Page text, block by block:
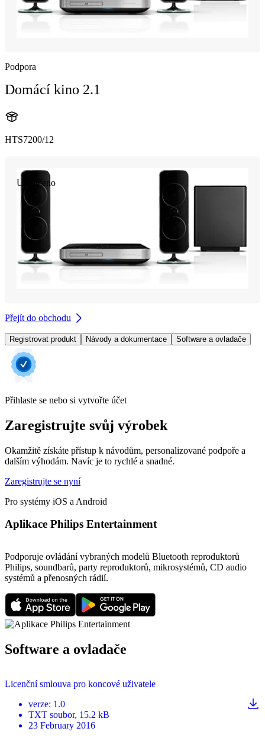
Podpora
Domácí kino 2.1
HTS7200/12
Ukončeno
Přejít do obchodu
Registrovat produkt Návody a dokumentace Software a ovladače
Přihlaste se nebo si vytvořte účet
Zaregistrujte svůj výrobek
Okamžitě získáte přístup k návodům, personalizované podpoře a
dalším výhodám. Navíc je to rychlé a snadné.
Zaregistrujte se nyní
Pro systémy iOS a Android
Aplikace Philips Entertainment
Podporuje ovládání vybraných modelů Bluetooth reproduktorů
Philips, soundbarů, party reproduktorů, mikrosystémů, CD audio
systémů a přenosných rádií.
Software a ovladače
Licenční smlouva pro koncové uživatele
verze: 1.0
TXT soubor, 15.2 kB
23 February 2016